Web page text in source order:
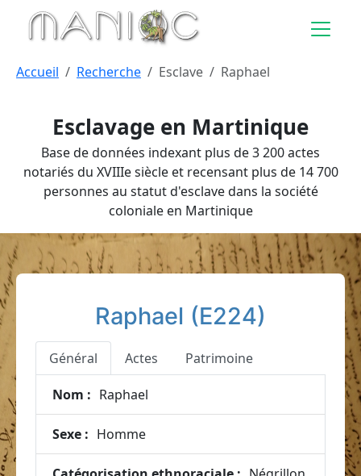
Aller au contenu principal
Esclavage en Martinique
Base de données indexant plus de 3 200 actes
notariés du XVIIIe siècle et recensant plus de 14 700
personnes au statut d'esclave dans la société
coloniale en Martinique
Accueil Recherche Esclave Raphael
Raphael (E224)
Général Actes Patrimoine
Nom : Raphael
Sexe : Homme